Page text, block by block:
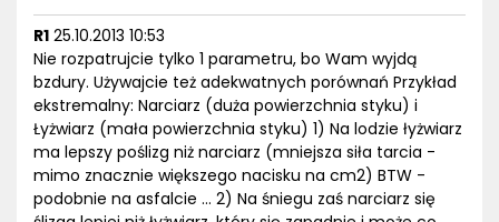
R1 25.10.2013 10:53
Nie rozpatrujcie tylko 1 parametru, bo Wam wyjdą
bzdury. Używajcie też adekwatnych porównań Przykład
ekstremalny: Narciarz (duża powierzchnia styku) i
Łyżwiarz (mała powierzchnia styku) 1) Na lodzie łyżwiarz
ma lepszy poślizg niż narciarz (mniejsza siła tarcia -
mimo znacznie większego nacisku na cm2) BTW -
podobnie na asfalcie ... 2) Na śniegu zaś narciarz się